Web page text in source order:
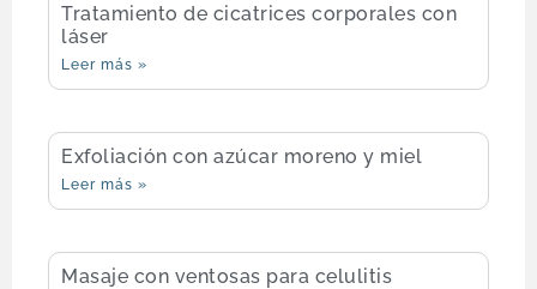
Tratamiento de cicatrices corporales con
láser
Leer más »
Exfoliación con azúcar moreno y miel
Leer más »
Masaje con ventosas para celulitis